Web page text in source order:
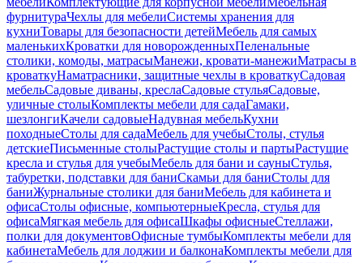
фурнитураЧехлы для мебелиСистемы хранения для
кухниТовары для безопасности детейМебель для самых
маленькихКроватки для новорожденныхПеленальные
столики, комоды, матрасыМанежи, кровати-манежиМатрасы в
кроваткуНаматрасники, защитные чехлы в кроваткуСадовая
мебельСадовые диваны, креслаСадовые стульяСадовые,
уличные столыКомплекты мебели для садаГамаки,
шезлонгиКачели садовыеНадувная мебельКухни
походныеСтолы для садаМебель для учебыСтолы, стулья
детскиеПисьменные столыРастущие столы и партыРастущие
кресла и стулья для учебыМебель для бани и сауныСтулья,
табуретки, подставки для баниСкамьи для баниСтолы для
баниЖурнальные столики для баниМебель для кабинета и
офисаСтолы офисные, компьютерныеКресла, стулья для
офисаМягкая мебель для офисаШкафы офисныеСтеллажи,
полки для документовОфисные тумбыКомплекты мебели для
кабинетаМебель для лоджии и балконаКомплекты мебели для